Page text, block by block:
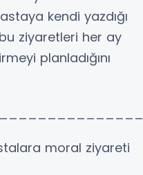
kendi yazdığı
ziyaretleri her ay
planladığını
moral ziyareti